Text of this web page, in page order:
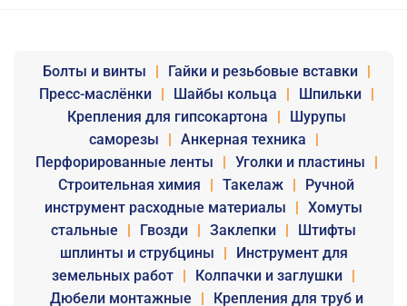
Болты и винты | Гайки и резьбовые вставки
|
Пресс-маслёнки
| Шайбы кольца | Шпильки
|
Крепления для гипсокартона
|
Шурупы
саморезы
| Анкерная техника
|
Перфорированные ленты
| Уголки и пластины
|
Строительная химия
| Такелаж |
Ручной
инструмент расходные материалы
| Хомуты
стальные
| Гвозди | Заклепки |
Штифты
шплинты и струбцины
|
Инструмент для
земельных работ | Колпачки и заглушки |
Дюбели монтажные
|
Крепления для труб и